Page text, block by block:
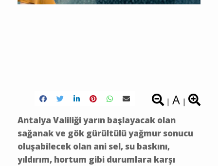
| A |
Antalya Valiliği yarın başlayacak olan
sağanak ve gök gürültülü yağmur sonucu
oluşabilecek olan ani sel, su baskını,
yıldırım, hortum gibi durumlara karşı